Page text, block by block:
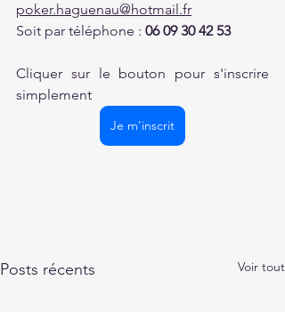
poker.haguenau@hotmail.fr
Soit par téléphone : 06 09 30 42 53
Cliquer sur le bouton pour s'inscrire
simplement
Je m'inscrit
Posts récents Voir tout